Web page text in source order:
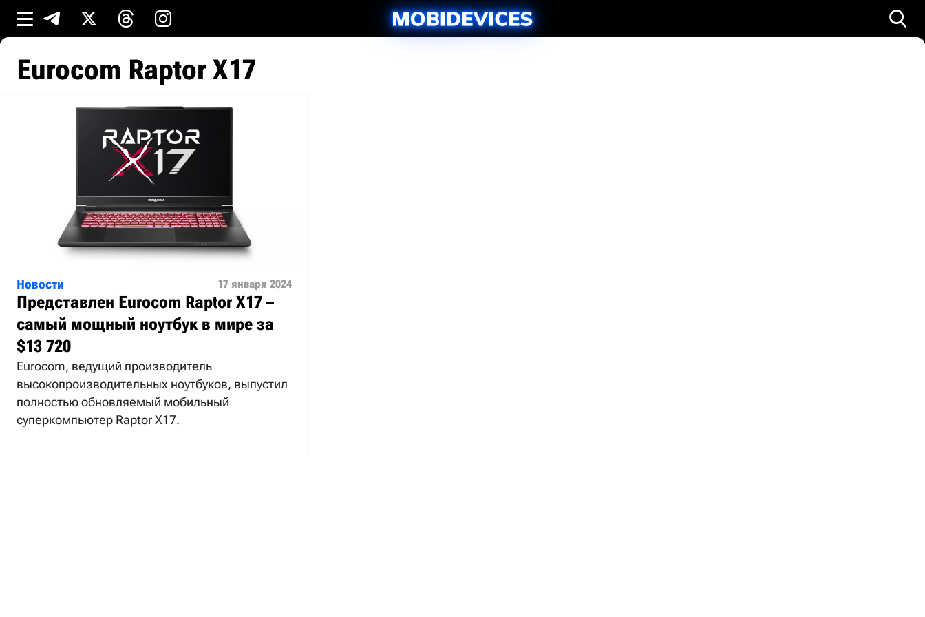
Eurocom Raptor X17
Новости 17 января 2024
Представлен Eurocom Raptor X17 –
самый мощный ноутбук в мире за
$13 720
Eurocom, ведущий производитель
высокопроизводительных ноутбуков, выпустил
полностью обновляемый мобильный
суперкомпьютер Raptor X17.